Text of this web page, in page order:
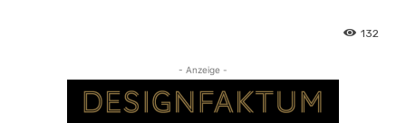
132
- Anzeige -